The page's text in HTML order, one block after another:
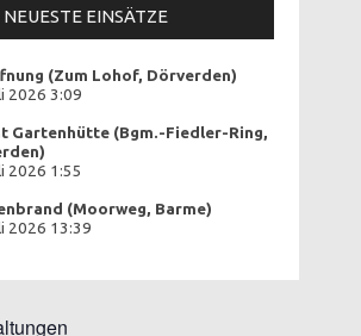
NEUESTE EINSÄTZE
(Zum Lohof, Dörverden)
2026 3:09
Gartenhütte (Bgm.-Fiedler-Ring,
2026 1:55
(Moorweg, Barme)
2026 13:39